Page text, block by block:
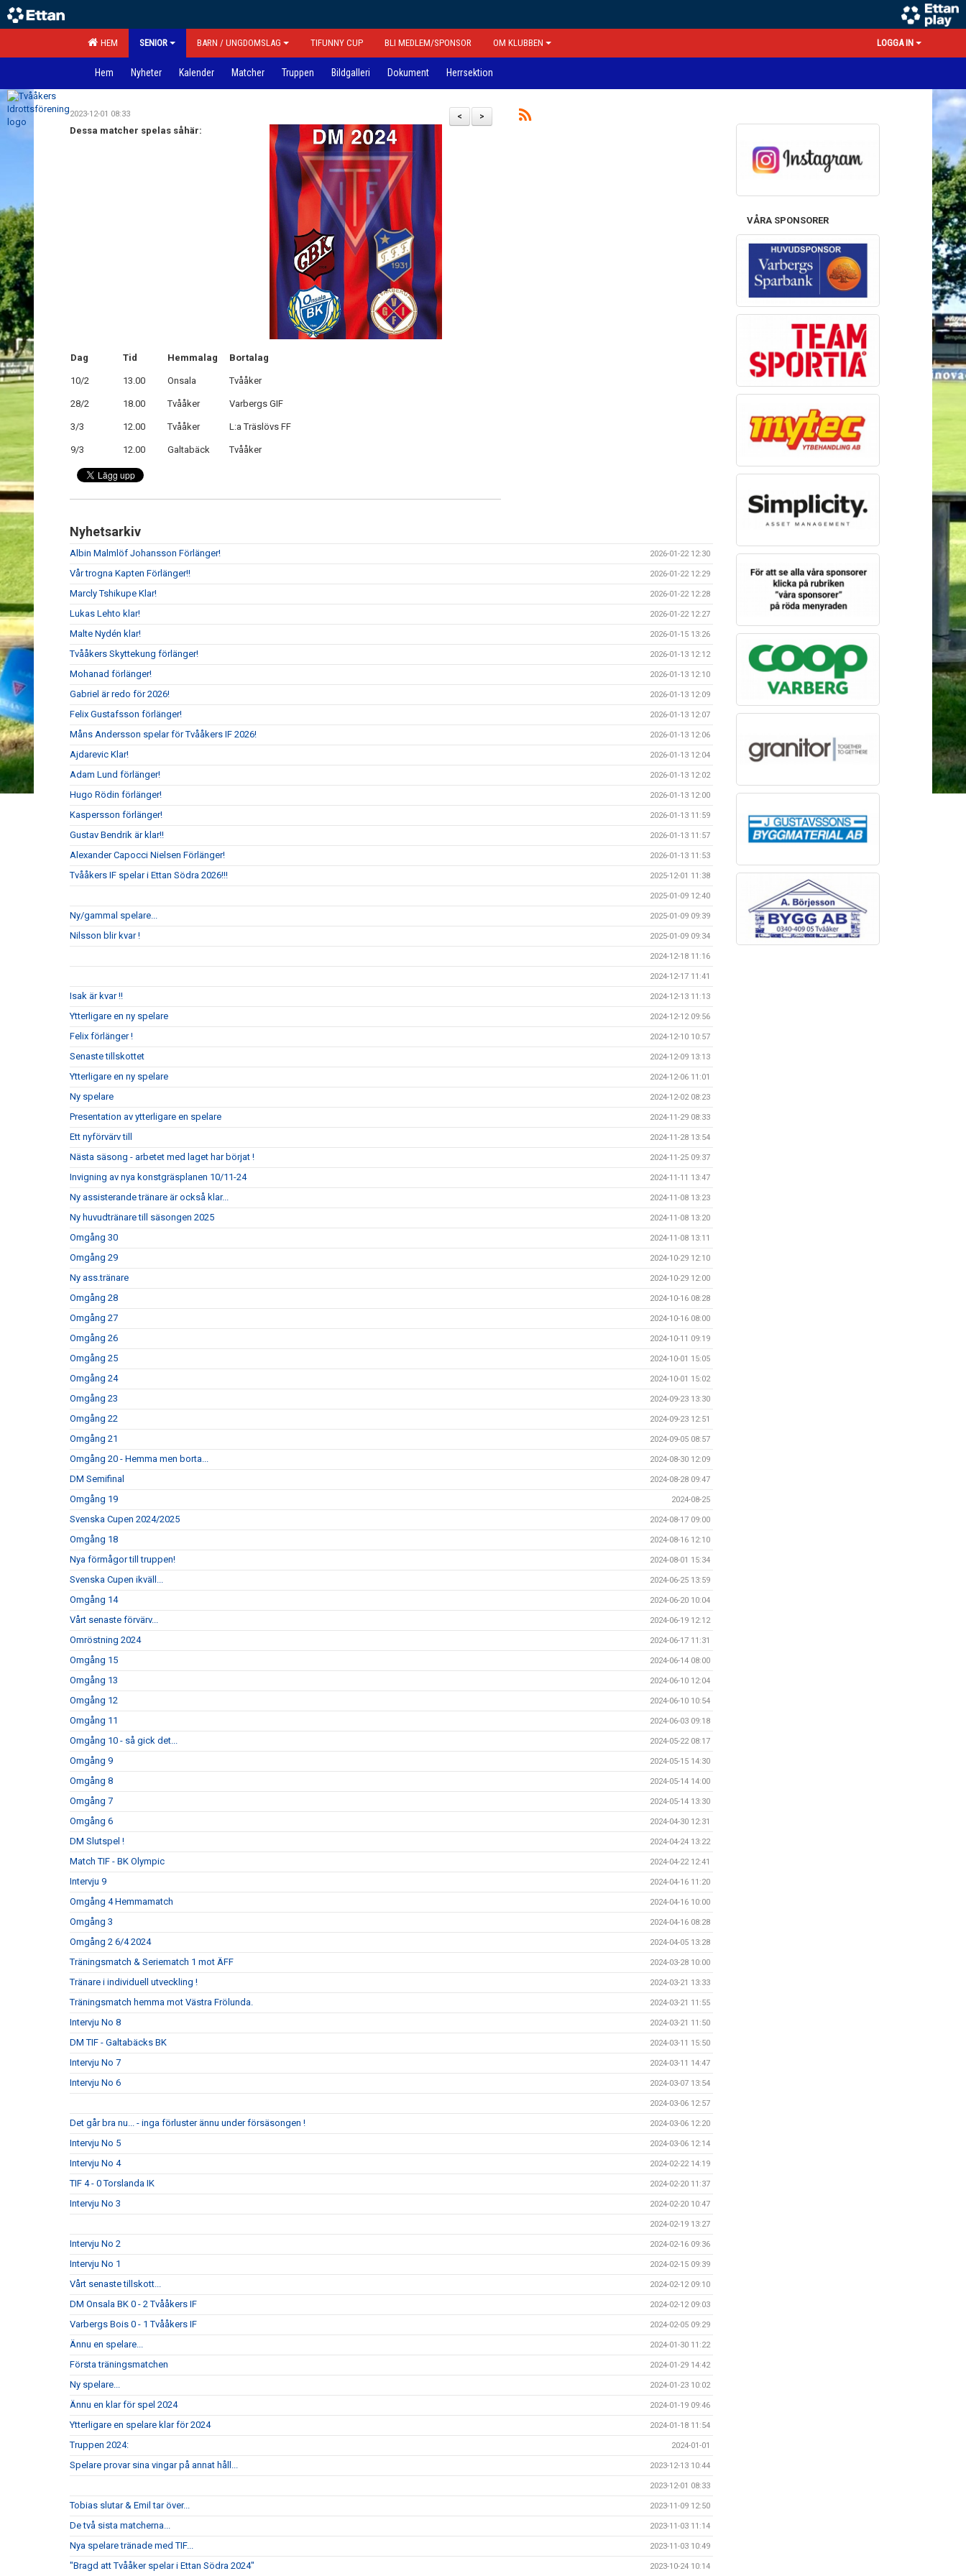
HEM SENIOR BARN / UNGDOMSLAG TIFUNNY CUP BLI MEDLEM/SPONSOR OM KLUBBEN LOGGA IN
Hem Nyheter Kalender Matcher Truppen Bildgalleri Dokument Herrsektion
>
<
2023-12-01 08:33
Dessa matcher spelas såhär:
Dag Tid Hemmalag Bortalag
10/2 13.00 Onsala Tvååker
28/2 18.00 Tvååker Varbergs GIF
3/3 12.00 Tvååker L:a Träslövs FF
9/3 12.00 Galtabäck Tvååker
Nyhetsarkiv
Albin Malmlöf Johansson Förlänger! 2026-01-22 12:30
Vår trogna Kapten Förlänger!! 2026-01-22 12:29
Marcly Tshikupe Klar! 2026-01-22 12:28
Lukas Lehto klar! 2026-01-22 12:27
Malte Nydén klar! 2026-01-15 13:26
Tvååkers Skyttekung förlänger! 2026-01-13 12:12
Mohanad förlänger! 2026-01-13 12:10
Gabriel är redo för 2026! 2026-01-13 12:09
Felix Gustafsson förlänger! 2026-01-13 12:07
Måns Andersson spelar för Tvååkers IF 2026! 2026-01-13 12:06
Ajdarevic Klar! 2026-01-13 12:04
Adam Lund förlänger! 2026-01-13 12:02
Hugo Rödin förlänger! 2026-01-13 12:00
Kaspersson förlänger! 2026-01-13 11:59
Gustav Bendrik är klar!! 2026-01-13 11:57
Alexander Capocci Nielsen Förlänger! 2026-01-13 11:53
Tvååkers IF spelar i Ettan Södra 2026!!! 2025-12-01 11:38
2025-01-09 12:40
Ny/gammal spelare... 2025-01-09 09:39
Nilsson blir kvar ! 2025-01-09 09:34
2024-12-18 11:16
2024-12-17 11:41
Isak är kvar !! 2024-12-13 11:13
Ytterligare en ny spelare 2024-12-12 09:56
Felix förlänger ! 2024-12-10 10:57
Senaste tillskottet 2024-12-09 13:13
Ytterligare en ny spelare 2024-12-06 11:01
Ny spelare 2024-12-02 08:23
Presentation av ytterligare en spelare 2024-11-29 08:33
Ett nyförvärv till 2024-11-28 13:54
Nästa säsong - arbetet med laget har börjat ! 2024-11-25 09:37
Invigning av nya konstgräsplanen 10/11-24 2024-11-11 13:47
Ny assisterande tränare är också klar... 2024-11-08 13:23
Ny huvudtränare till säsongen 2025 2024-11-08 13:20
Omgång 30 2024-11-08 13:11
Omgång 29 2024-10-29 12:10
Ny ass.tränare 2024-10-29 12:00
Omgång 28 2024-10-16 08:28
Omgång 27 2024-10-16 08:00
Omgång 26 2024-10-11 09:19
Omgång 25 2024-10-01 15:05
Omgång 24 2024-10-01 15:02
Omgång 23 2024-09-23 13:30
Omgång 22 2024-09-23 12:51
Omgång 21 2024-09-05 08:57
Omgång 20 - Hemma men borta... 2024-08-30 12:09
DM Semifinal 2024-08-28 09:47
Omgång 19 2024-08-25
Svenska Cupen 2024/2025 2024-08-17 09:00
Omgång 18 2024-08-16 12:10
Nya förmågor till truppen! 2024-08-01 15:34
Svenska Cupen ikväll... 2024-06-25 13:59
Omgång 14 2024-06-20 10:04
Vårt senaste förvärv... 2024-06-19 12:12
Omröstning 2024 2024-06-17 11:31
Omgång 15 2024-06-14 08:00
Omgång 13 2024-06-10 12:04
Omgång 12 2024-06-10 10:54
Omgång 11 2024-06-03 09:18
Omgång 10 - så gick det... 2024-05-22 08:17
Omgång 9 2024-05-15 14:30
Omgång 8 2024-05-14 14:00
Omgång 7 2024-05-14 13:30
Omgång 6 2024-04-30 12:31
DM Slutspel ! 2024-04-24 13:22
Match TIF - BK Olympic 2024-04-22 12:41
Intervju 9 2024-04-16 11:20
Omgång 4 Hemmamatch 2024-04-16 10:00
Omgång 3 2024-04-16 08:28
Omgång 2 6/4 2024 2024-04-05 13:28
Träningsmatch & Seriematch 1 mot ÄFF 2024-03-28 10:00
Tränare i individuell utveckling ! 2024-03-21 13:33
Träningsmatch hemma mot Västra Frölunda. 2024-03-21 11:55
Intervju No 8 2024-03-21 11:50
DM TIF - Galtabäcks BK 2024-03-11 15:50
Intervju No 7 2024-03-11 14:47
Intervju No 6 2024-03-07 13:54
2024-03-06 12:57
Det går bra nu... - inga förluster ännu under försäsongen ! 2024-03-06 12:20
Intervju No 5 2024-03-06 12:14
Intervju No 4 2024-02-22 14:19
TIF 4 - 0 Torslanda IK 2024-02-20 11:37
Intervju No 3 2024-02-20 10:47
2024-02-19 13:27
Intervju No 2 2024-02-16 09:36
Intervju No 1 2024-02-15 09:39
Vårt senaste tillskott... 2024-02-12 09:10
DM Onsala BK 0 - 2 Tvååkers IF 2024-02-12 09:03
Varbergs Bois 0 - 1 Tvååkers IF 2024-02-05 09:29
Ännu en spelare... 2024-01-30 11:22
Första träningsmatchen 2024-01-29 14:42
Ny spelare... 2024-01-23 10:02
Ännu en klar för spel 2024 2024-01-19 09:46
Ytterligare en spelare klar för 2024 2024-01-18 11:54
Truppen 2024: 2024-01-01
Spelare provar sina vingar på annat håll... 2023-12-13 10:44
2023-12-01 08:33
Tobias slutar & Emil tar över... 2023-11-09 12:50
De två sista matcherna... 2023-11-03 11:14
Nya spelare tränade med TIF... 2023-11-03 10:49
"Bragd att Tvååker spelar i Ettan Södra 2024" 2023-10-24 10:14
VÅRA SPONSORER